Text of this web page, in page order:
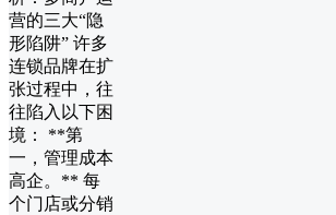
营的三大“隐
形陷阱” 许多
连锁品牌在扩
张过程中，往
往陷入以下困
境： **第
一，管理成本
高企。** 每
个门店或分销